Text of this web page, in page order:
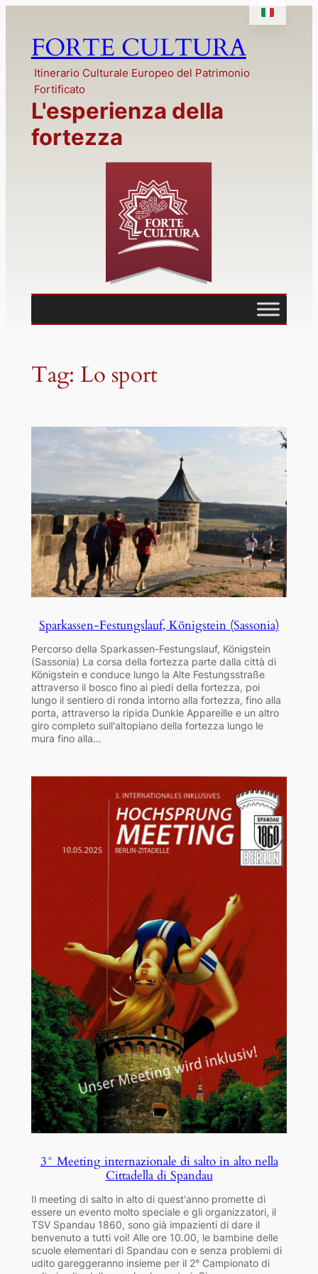
contenuto
FORTE CULTURA
Itinerario Culturale Europeo del Patrimonio
Fortificato
L'esperienza della
fortezza
Tag: Lo sport
Sparkassen-Festungslauf, Königstein (Sassonia)
Percorso della Sparkassen-Festungslauf, Königstein
(Sassonia) La corsa della fortezza parte dalla città di
Königstein e conduce lungo la Alte Festungsstraße
attraverso il bosco fino ai piedi della fortezza, poi
lungo il sentiero di ronda intorno alla fortezza, fino alla
porta, attraverso la ripida Dunkle Appareille e un altro
giro completo sull'altopiano della fortezza lungo le
mura fino alla...
3° Meeting internazionale di salto in alto nella
Cittadella di Spandau
Il meeting di salto in alto di quest'anno promette di
essere un evento molto speciale e gli organizzatori, il
TSV Spandau 1860, sono già impazienti di dare il
benvenuto a tutti voi! Alle ore 10.00, le bambine delle
scuole elementari di Spandau con e senza problemi di
udito gareggeranno insieme per il 2° Campionato di